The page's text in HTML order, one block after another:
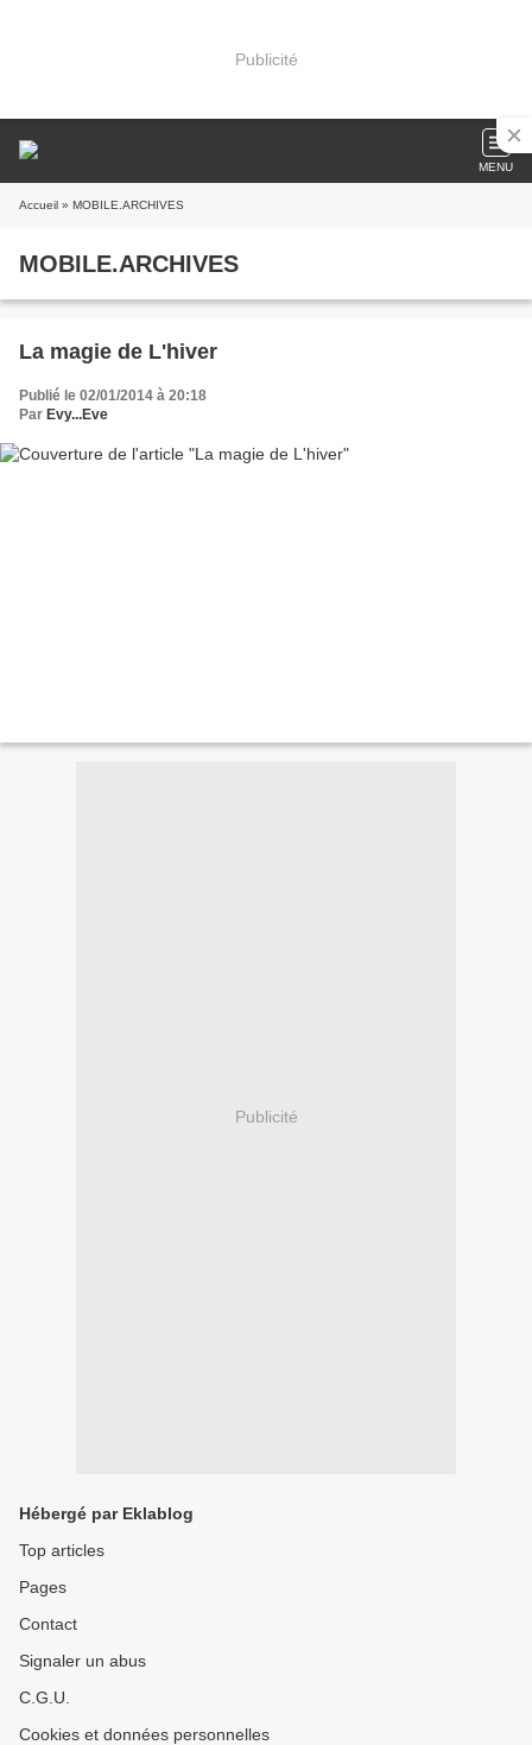
Publicité
MENU
Accueil » MOBILE.ARCHIVES
MOBILE.ARCHIVES
La magie de L'hiver
Publié le 02/01/2014 à 20:18
Par Evy...Eve
Publicité
Hébergé par Eklablog
Top articles
Pages
Contact
Signaler un abus
C.G.U.
Cookies et données personnelles